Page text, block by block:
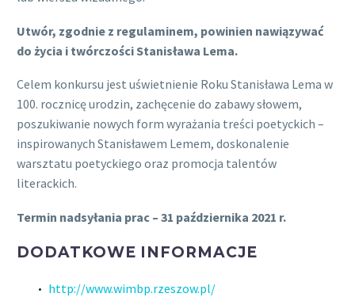
Utwór, zgodnie z regulaminem, powinien nawiązywać
do życia i twórczości Stanisława Lema.
Celem konkursu jest uświetnienie Roku Stanisława Lema w
100. rocznicę urodzin, zachęcenie do zabawy słowem,
poszukiwanie nowych form wyrażania treści poetyckich –
inspirowanych Stanisławem Lemem, doskonalenie
warsztatu poetyckiego oraz promocja talentów
literackich.
Termin nadsyłania prac – 31 października 2021 r.
DODATKOWE INFORMACJE
http://www.wimbp.rzeszow.pl/